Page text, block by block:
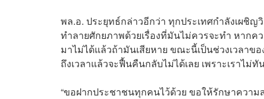
พล.อ. ประยุทธ์กล่าวอีกว่า ทุกประเทศกำลังเผชิญ
ทำลายศักยภาพด้วยเรื่องที่มันไม่ควรจะทำ หากค
มาไม่ได้แล้วถ้ามันเสียหาย ขณะนี้เป็นช่วงเวลาข
ถึงเวลาแล้วจะฟื้นคืนกลับไม่ได้เลย เพราะเราไ
“ขอฝากประชาชนทุกคนไว้ด้วย ขอให้รักษาความ